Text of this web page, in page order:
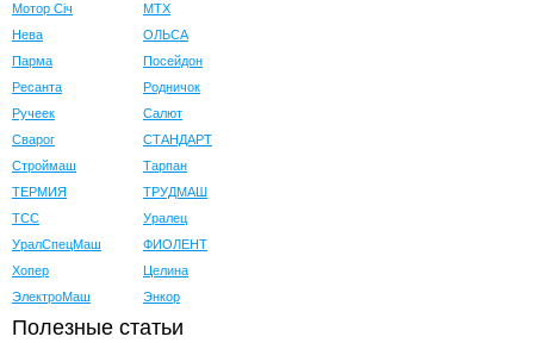
Мотор Сiч
МТХ
Нева
ОЛЬСА
Парма
Посейдон
Ресанта
Родничок
Ручеек
Салют
Сварог
СТАНДАРТ
Строймаш
Тарпан
ТЕРМИЯ
ТРУДМАШ
ТСС
Уралец
УралСпецМаш
ФИОЛЕНТ
Хопер
Целина
ЭлектроМаш
Энкор
Полезные статьи